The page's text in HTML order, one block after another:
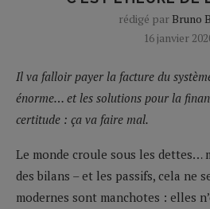
rédigé par Bruno
16 janvier
Il va falloir payer la facture du
énorme… et les solutions pour la
certitude : ça va faire mal.
Le monde croule sous les dettes…
des bilans – et les passifs, cela ne
modernes sont manchotes : elles